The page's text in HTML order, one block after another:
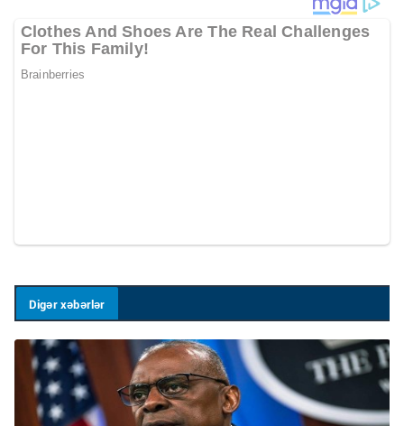
Digər xəbərlər